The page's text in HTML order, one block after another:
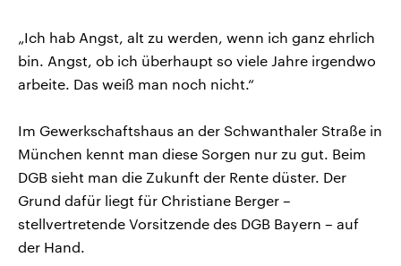
„Ich hab Angst, alt zu werden, wenn ich ganz ehrlich
bin. Angst, ob ich überhaupt so viele Jahre irgendwo
arbeite. Das weiß man noch nicht.“
Im Gewerkschaftshaus an der Schwanthaler Straße in
München kennt man diese Sorgen nur zu gut. Beim
DGB sieht man die Zukunft der Rente düster. Der
Grund dafür liegt für Christiane Berger –
stellvertretende Vorsitzende des DGB Bayern – auf
der Hand.